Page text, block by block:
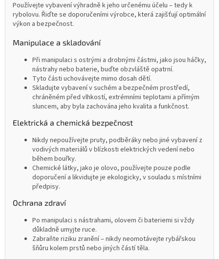
Používejte vybavení výhradně k jeho určenému účelu – tedy k
rybolovu. Řiďte se doporučeními výrobce, která zajišťují optimální
výkon a bezpečnost.
Manipulace a skladování
Při manipulaci s ostrými a drobnými částmi, jako jsou háčky,
nástrahy nebo baterie, buďte obzvláště opatrní.
Tyto části uchovávejte mimo dosah dětí.
Skladujte vybavení v suchém a bezpečném prostředí,
chráněném před vlhkostí, extrémními teplotami a přímým
sluncem, aby byla zachována jeho kvalita a funkčnost.
Elektrická a chemická bezpečnost
Nikdy nepoužívejte pruty, podběráky nebo jiné vybavení z
vodivých materiálů v blízkosti elektrických vedení nebo
během bouřky.
Chemické látky, jako je olovo, používejte pouze podle
doporučení a likvidujte je ekologicky, v souladu s místními
předpisy.
Ochrana zdraví
Po manipulaci s nástrahami, olovem či bateriemi si vždy
důkladně umyjte ruce.
Zabraňte riziku zranění – nikdy neomotávejte rybářskou
šňůru kolem prstů nebo jiných částí těla.